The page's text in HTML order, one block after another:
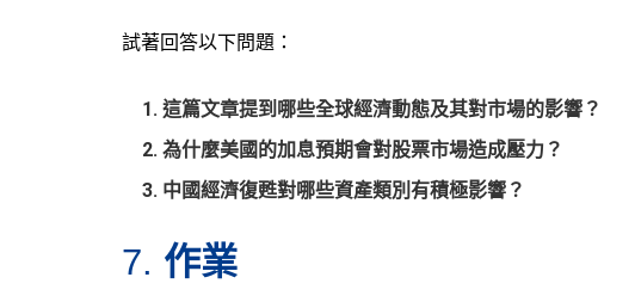
試著回答以下問題：
這篇文章提到哪些全球經濟動態及其對市場的影響？
為什麼美國的加息預期會對股票市場造成壓力？
中國經濟復甦對哪些資產類別有積極影響？
7. 作業